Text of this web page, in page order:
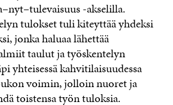
-akselilla.
tulokset tuli kiteyttää yhdeksi
jonka haluaa lähettää
taulut ja työskentelyn
yhteisessä kahvitilaisuudessa
voimin, jolloin nuoret ja
toistensa työn tuloksia.